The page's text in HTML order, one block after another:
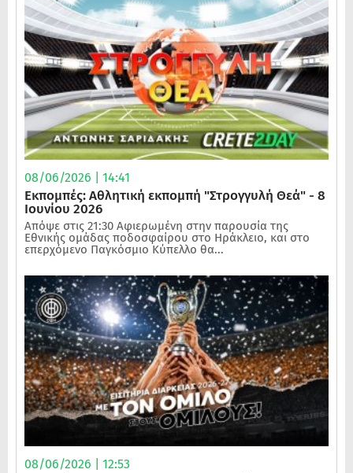
08/06/2026 | 14:41
Εκπομπές: Αθλητική εκπομπή "Στρογγυλή Θεά" - 8
Ιουνίου 2026
Απόψε στις 21:30 Αφιερωμένη στην παρουσία της
Εθνικής ομάδας ποδοσφαίρου στο Ηράκλειο, και στο
επερχόμενο Παγκόσμιο Κύπελλο θα...
08/06/2026 | 12:53